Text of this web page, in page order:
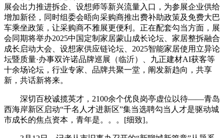
展会出力推进拆企、设想师等新兴流量入口，为参展企业供给
增加新径，同时组委会晤向采购商推出费补助政策及免费大巴
车乘坐政策，让采购商不雅展更便利。正在配套勾当方面，展
会同期将举办2025中国定制家居蒙山成长论坛、家居整拆融合
成长启动大会、设想家供应链论坛、2025智能家居使用立异论
坛暨质量·办事双许诺品牌巡展（临沂）、九正建材AI获客等
十余场论坛，行业专家、品牌共聚一堂，阐发新趋向，共享
新，共话新将来。
深切百校诚揽英才，2100余个优良岗亭虚位以待——青岛
西海岸新区启动“千名人才进新区”集当选聘勾当人才是驱动城
市成长的焦点资本，青年是。。。[细致]。